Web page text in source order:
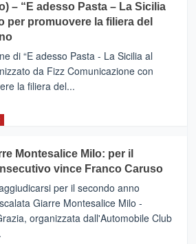
– “E adesso Pasta – La Sicilia
per promuovere la filiera del
di “E adesso Pasta - La Sicilia al
da Fizz Comunicazione con
la filiera del...
Montesalice Milo: per il
vince Franco Caruso
per il secondo anno
Giarre Montesalice Milo -
organizzata dall'Automobile Club